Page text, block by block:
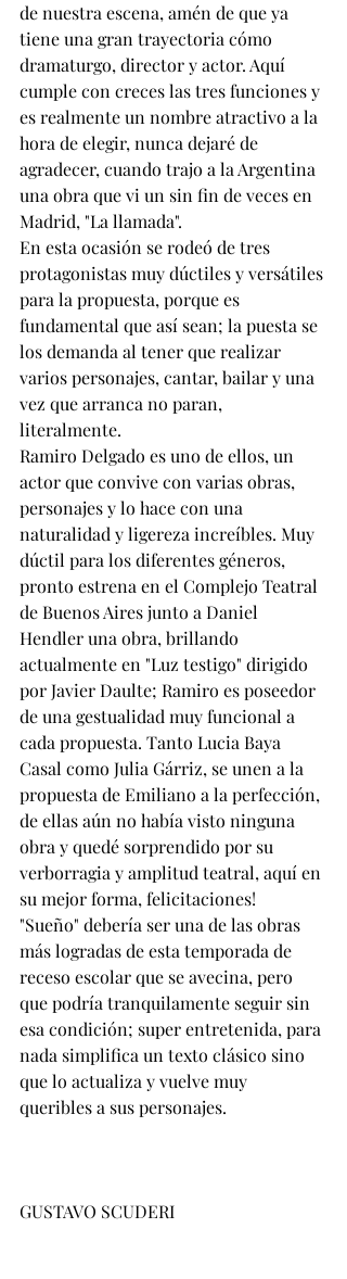
de nuestra escena, amén de que ya
tiene una gran trayectoria cómo
dramaturgo, director y actor. Aquí
cumple con creces las tres funciones y
es realmente un nombre atractivo a la
hora de elegir, nunca dejaré de
agradecer, cuando trajo a la Argentina
una obra que vi un sin fin de veces en
Madrid, "La llamada".
En esta ocasión se rodeó de tres
protagonistas muy dúctiles y versátiles
para la propuesta, porque es
fundamental que así sean; la puesta se
los demanda al tener que realizar
varios personajes, cantar, bailar y una
vez que arranca no paran,
literalmente.
Ramiro Delgado es uno de ellos, un
actor que convive con varias obras,
personajes y lo hace con una
naturalidad y ligereza increíbles. Muy
dúctil para los diferentes géneros,
pronto estrena en el Complejo Teatral
de Buenos Aires junto a Daniel
Hendler una obra, brillando
actualmente en "Luz testigo" dirigido
por Javier Daulte; Ramiro es poseedor
de una gestualidad muy funcional a
cada propuesta. Tanto Lucia Baya
Casal como Julia Gárriz, se unen a la
propuesta de Emiliano a la perfección,
de ellas aún no había visto ninguna
obra y quedé sorprendido por su
verborragia y amplitud teatral, aquí en
su mejor forma, felicitaciones!
"Sueño" debería ser una de las obras
más logradas de esta temporada de
receso escolar que se avecina, pero
que podría tranquilamente seguir sin
esa condición; super entretenida, para
nada simplifica un texto clásico sino
que lo actualiza y vuelve muy
queribles a sus personajes.
GUSTAVO SCUDERI